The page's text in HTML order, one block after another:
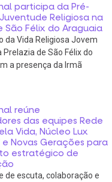
participa da Pré-
Religiosa na
São Félix do Araguaia
da Vida Religiosa Jovem
Prelazia de São Félix do
a presença da Irmã
reúne
das equipes Rede
Vida, Núcleo Lux
e Novas Gerações para
estratégico de
de escuta, colaboração e